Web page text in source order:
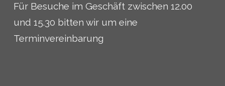
Für Besuche im Geschäft zwischen 12.00
und 15.30 bitten wir um eine
Terminvereinbarung